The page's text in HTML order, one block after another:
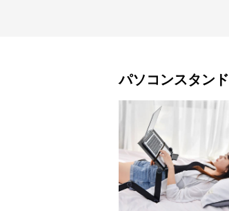
パソコンスタンド